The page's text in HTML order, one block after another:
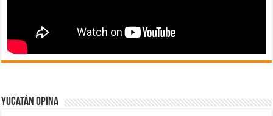
Yucatán Opina